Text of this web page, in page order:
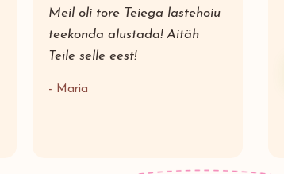
Meil oli tore Teiega lastehoiu
teekonda alustada! Aitäh
Teile selle eest!
- Maria